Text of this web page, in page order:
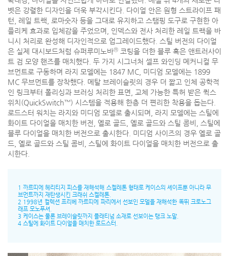
벳은 강렬한 디자인을 더욱 부각시킨다. 다이얼 안은 원형 스트라이프 패
턴, 레일 트랙, 로마숫자 등을 그대로 유지하고 스탬핑 도구로 구현한 아
플리케 효과로 입체감을 주었으며, 인덱스와 전사 처리한 레일 트랙을 바
니시 처리로 완성해 디자인적으로 업그레이드했다. 스틸 버전의 다이얼
은 실제 대시보드처럼 슈퍼루미노바Ⓡ 코팅을 더한 블루 혹은 앤트러사이
트 검 모양 핸즈를 매치했다. 두 가지 시그너처 셀프 와인딩 메커니컬 무
브먼트로 구동하며 라지 모델에는 1847 MC, 미디엄 모델에는 1899
MC 무브먼트를 장착했다. 메탈 브레이슬릿의 경우 더 짧고 인체 공학적
인 링크부터 폴리싱과 브러싱 처리한 표면, 교체 가능한 특허 받은 퀵스
위치(QuickSwitch™) 시스템을 적용해 한층 더 편리한 착용을 돕는다.
로드스터 워치는 라지와 미디엄 모델로 출시되며, 라지 모델에는 스틸에
화이트 다이얼을 매치한 버전, 옐로 골드, 옐로 골드와 스틸 콤비, 스틸에
블루 다이얼을 매치한 버전으로 출시한다. 미디엄 사이즈의 경우 옐로 골
드, 옐로 골드와 스틸 콤비, 스틸에 화이트 다이얼을 매치한 버전으로 출
시한다.
1 까르띠에 헤리티지 피스를 재해석해 스켈레톤 형태로 케이스의 셰이프뿐 아니라 무
브먼트까지 재탄생시킨 크래쉬 스켈레톤.
2 1998년 컬렉션 프리베 까르띠에 파리에서 선보인 모델을 재해석한 똑뛰 크로노그
래프 모노푸셔.
3 케이스는 물론 브레이슬릿까지 플래티넘 소재로 선보이는 탱크 노말.
4 스틸에 화이트 다이얼을 매치한 로드스터.